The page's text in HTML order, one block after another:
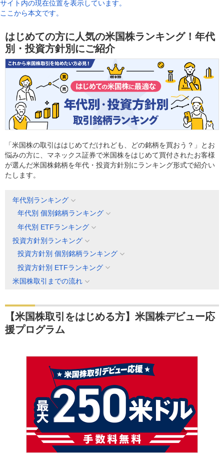
サイト内の現在位置を表示しています。
ここから本文です。
はじめての方に人気の米国株ランキング！年代
別・投資方針別にご紹介
「米国株の取引ははじめてだけれども、どの銘柄を買おう？」とお
悩みの方に、マネックス証券で米国株をはじめて買付されたお客様
が選んだ米国株銘柄を年代・投資方針別にランキング形式で紹介い
たします。
年代別ランキング
年代別 個別銘柄ランキング
年代別 ETFランキング
投資方針別ランキング
投資方針別 個別銘柄ランキング
投資方針別 ETFランキング
米国株取引までの流れ
【米国株取引をはじめる方】米国株デビュー応
援プログラム